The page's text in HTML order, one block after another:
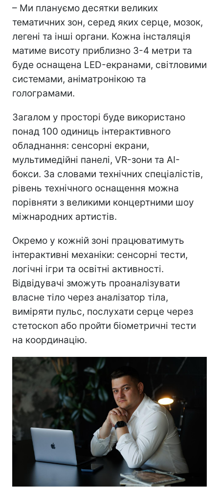
– Ми плануємо десятки великих
тематичних зон, cеред яких серце, мозок,
легені та інші органи. Кожна інсталяція
матиме висоту приблизно 3-4 метри та
буде оснащена LED-екранами, світловими
системами, аніматронікою та
голограмами.
Загалом у просторі буде використано
понад 100 одиниць інтерактивного
обладнання: сенсорні екрани,
мультимедійні панелі, VR-зони та AI-
бокси. За словами технічних спеціалістів,
рівень технічного оснащення можна
порівняти з великими концертними шоу
міжнародних артистів.
Окремо у кожній зоні працюватимуть
інтерактивні механіки: сенсорні тести,
логічні ігри та освітні активності.
Відвідувачі зможуть проаналізувати
власне тіло через аналізатор тіла,
виміряти пульс, послухати серце через
стетоскоп або пройти біометричні тести
на координацію.